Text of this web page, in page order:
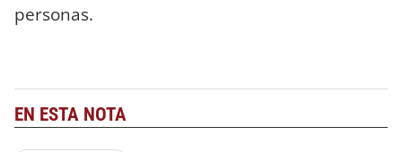
personas.
EN ESTA NOTA